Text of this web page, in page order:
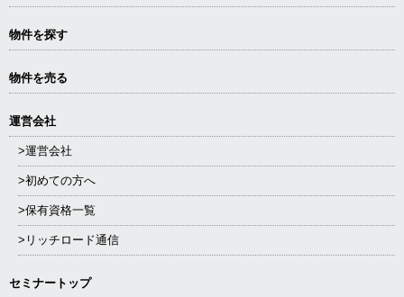
物件を探す
物件を売る
運営会社
>運営会社
>初めての方へ
>保有資格一覧
>リッチロード通信
セミナートップ